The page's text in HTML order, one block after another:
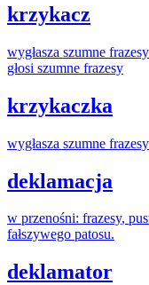
krzykacz
wygłasza szumne frazesy
głosi szumne frazesy
krzykaczka
wygłasza szumne frazesy
deklamacja
w przenośni: frazesy,
fałszywego patosu.
deklamator